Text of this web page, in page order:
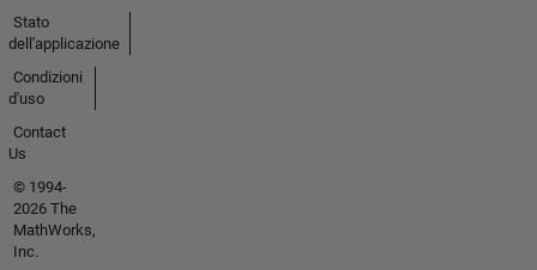
Stato
dell'applicazione
Condizioni
d'uso
Contact
Us
© 1994-
2026 The
MathWorks,
Inc.